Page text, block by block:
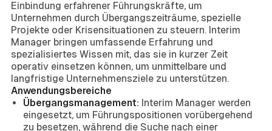
Einbindung erfahrener Führungskräfte, um
Unternehmen durch Übergangszeiträume, spezielle
Projekte oder Krisensituationen zu steuern. Interim
Manager bringen umfassende Erfahrung und
spezialisiertes Wissen mit, das sie in kurzer Zeit
operativ einsetzen können, um unmittelbare und
langfristige Unternehmensziele zu unterstützen.
Anwendungsbereiche
Übergangsmanagement: Interim Manager werden
eingesetzt, um Führungspositionen vorübergehend
zu besetzen, während die Suche nach einer